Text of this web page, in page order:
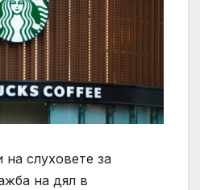
слуховете за
на дял в